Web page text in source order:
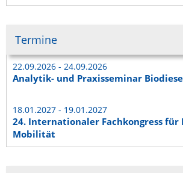
Termine
22.09.2026 - 24.09.2026
Analytik- und Praxisseminar
18.01.2027 - 19.01.2027
24. Internationaler Fachkongress für
Mobilität